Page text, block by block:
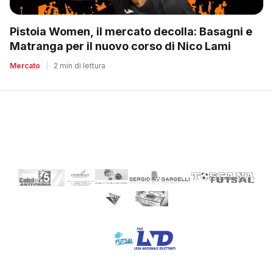
Pistoia Women, il mercato decolla: Basagni e
Matranga per il nuovo corso di Nico Lami
Mercato 2 min di lettura